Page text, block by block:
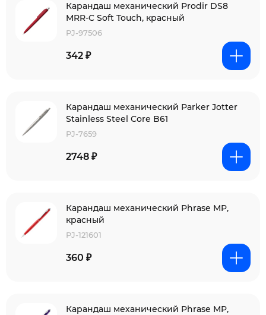
Карандаш механический Prodir DS8
MRR-C Soft Touch, красный
PJ-97506
342 ₽
Карандаш механический Parker Jotter
Stainless Steel Core B61
PJ-7659
2748 ₽
Карандаш механический Phrase MP,
красный
PJ-121601
360 ₽
Карандаш механический Phrase MP,